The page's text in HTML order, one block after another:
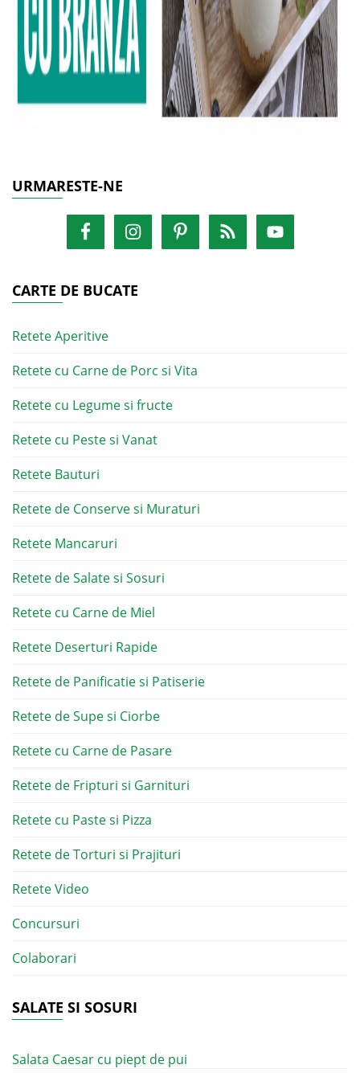
URMARESTE-NE
CARTE DE BUCATE
Retete Aperitive
Retete cu Carne de Porc si Vita
Retete cu Legume si fructe
Retete cu Peste si Vanat
Retete Bauturi
Retete de Conserve si Muraturi
Retete Mancaruri
Retete de Salate si Sosuri
Retete cu Carne de Miel
Retete Deserturi Rapide
Retete de Panificatie si Patiserie
Retete de Supe si Ciorbe
Retete cu Carne de Pasare
Retete de Fripturi si Garnituri
Retete cu Paste si Pizza
Retete de Torturi si Prajituri
Retete Video
Concursuri
Colaborari
SALATE SI SOSURI
Salata Caesar cu piept de pui